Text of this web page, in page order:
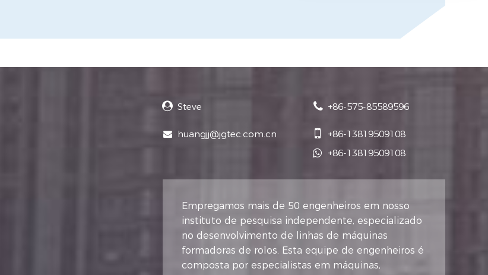
Steve
huangjj@jgtec.com.cn
+86-575-85589596
+86-13819509108
+86-13819509108
Empregamos mais de 50 engenheiros em nosso
instituto de pesquisa independente, especializado
no desenvolvimento de linhas de máquinas
formadoras de rolos. Esta equipe de engenheiros é
composta por especialistas em máquinas,